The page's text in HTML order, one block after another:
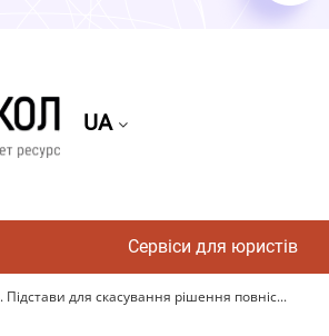
UA
Сервіси для юристів
Підстави для скасування рішення повніс...